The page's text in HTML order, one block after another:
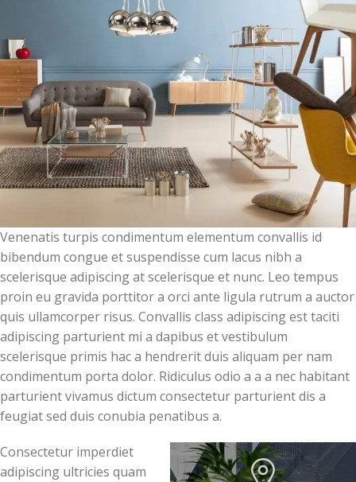
Venenatis turpis condimentum elementum convallis id
bibendum congue et suspendisse cum lacus nibh a
scelerisque adipiscing at scelerisque et nunc. Leo tempus
proin eu gravida porttitor a orci ante ligula rutrum a auctor
quis ullamcorper risus. Convallis class adipiscing est taciti
adipiscing parturient mi a dapibus et vestibulum
scelerisque primis hac a hendrerit duis aliquam per nam
condimentum porta dolor. Ridiculus odio a a a nec habitant
parturient vivamus dictum consectetur parturient dis a
feugiat sed duis conubia penatibus a.
Consectetur imperdiet
adipiscing ultricies quam